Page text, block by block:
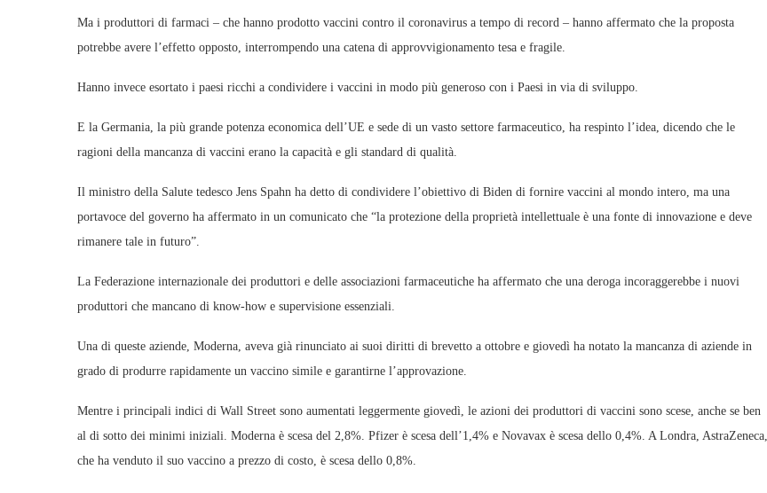
Ma i produttori di farmaci – che hanno prodotto vaccini contro il coronavirus a tempo di record – hanno affermato che la proposta
potrebbe avere l’effetto opposto, interrompendo una catena di approvvigionamento tesa e fragile.
Hanno invece esortato i paesi ricchi a condividere i vaccini in modo più generoso con i Paesi in via di sviluppo.
E la Germania, la più grande potenza economica dell’UE e sede di un vasto settore farmaceutico, ha respinto l’idea, dicendo che le
ragioni della mancanza di vaccini erano la capacità e gli standard di qualità.
Il ministro della Salute tedesco Jens Spahn ha detto di condividere l’obiettivo di Biden di fornire vaccini al mondo intero, ma una
portavoce del governo ha affermato in un comunicato che “la protezione della proprietà intellettuale è una fonte di innovazione e deve
rimanere tale in futuro”.
La Federazione internazionale dei produttori e delle associazioni farmaceutiche ha affermato che una deroga incoraggerebbe i nuovi
produttori che mancano di know-how e supervisione essenziali.
Una di queste aziende, Moderna, aveva già rinunciato ai suoi diritti di brevetto a ottobre e giovedì ha notato la mancanza di aziende in
grado di produrre rapidamente un vaccino simile e garantirne l’approvazione.
Mentre i principali indici di Wall Street sono aumentati leggermente giovedì, le azioni dei produttori di vaccini sono scese, anche se ben
al di sotto dei minimi iniziali. Moderna è scesa del 2,8%. Pfizer è scesa dell’1,4% e Novavax è scesa dello 0,4%. A Londra, AstraZeneca,
che ha venduto il suo vaccino a prezzo di costo, è scesa dello 0,8%.